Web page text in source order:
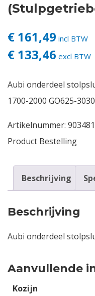
€ 161,49 incl BTW
€ 133,46 excl BTW
Aubi onderdeel
1700-2000 GO625-
Artikelnummer: 903481
Product Bestelling
Beschrijving
Beschrijving
Aubi onderdeel
Aanvullende
Kozijn